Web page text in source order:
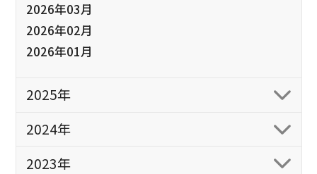
2026年03月
2026年02月
2026年01月
2025年
2024年
2023年